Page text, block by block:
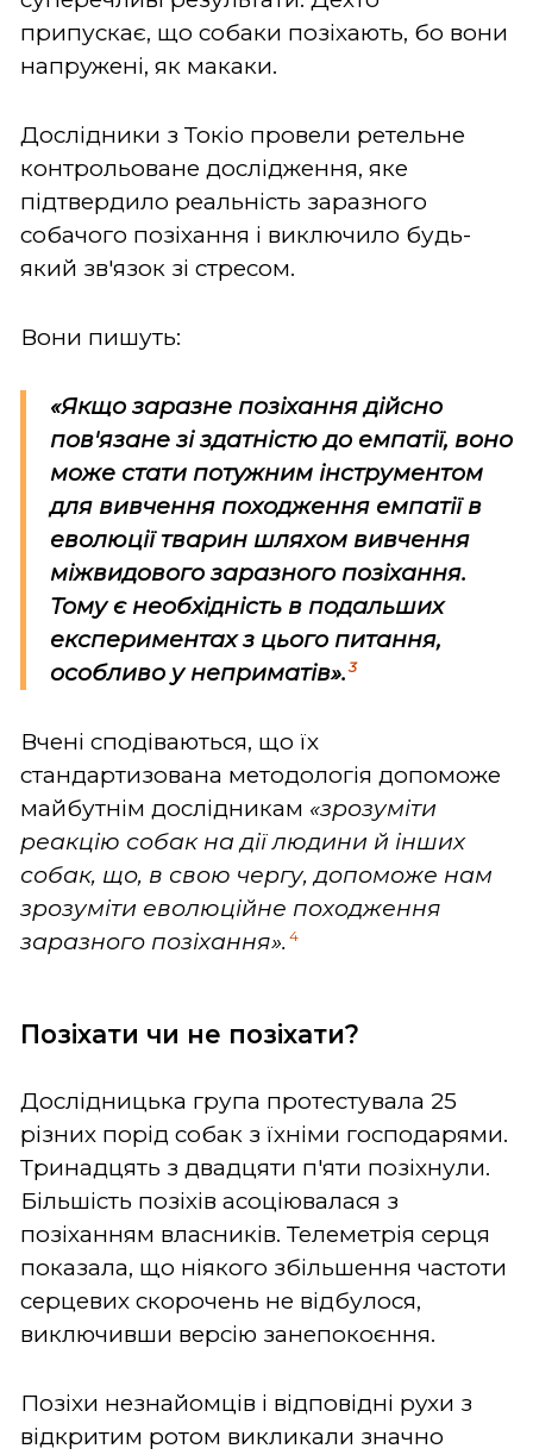
припускає, що собаки позіхають, бо вони
напружені, як макаки.
Дослідники з Токіо провели ретельне
контрольоване дослідження, яке
підтвердило реальність заразного
собачого позіхання і виключило будь-
який зв'язок зі стресом.
Вони пишуть:
«Якщо заразне позіхання дійсно
пов'язане зі здатністю до емпатії, воно
може стати потужним інструментом
для вивчення походження емпатії в
еволюції тварин шляхом вивчення
міжвидового заразного позіхання.
Тому є необхідність в подальших
експериментах з цього питання,
особливо у неприматів». 3
Вчені сподіваються, що їх
стандартизована методологія допоможе
майбутнім дослідникам «зрозуміти
реакцію собак на дії людини й інших
собак, що, в свою чергу, допоможе нам
зрозуміти еволюційне походження
заразного позіхання». 4
Позіхати чи не позіхати?
Дослідницька група протестувала 25
різних порід собак з їхніми господарями.
Тринадцять з двадцяти п'яти позіхнули.
Більшість позіхів асоціювалася з
позіханням власників. Телеметрія серця
показала, що ніякого збільшення частоти
серцевих скорочень не відбулося,
виключивши версію занепокоєння.
Позіхи незнайомців і відповідні рухи з
відкритим ротом викликали значно